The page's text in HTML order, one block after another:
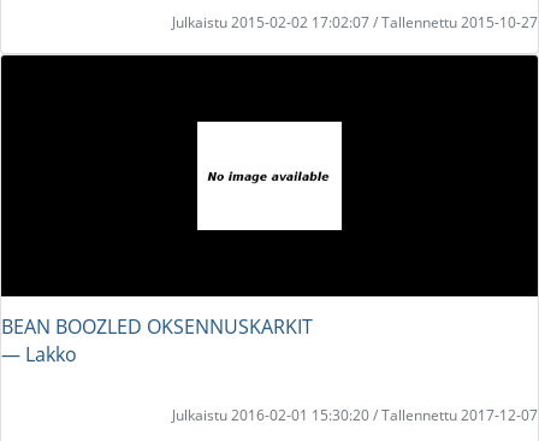
Julkaistu 2015-02-02 17:02:07 / Tallennettu 2015-10-27
BEAN BOOZLED OKSENNUSKARKIT
― Lakko
Julkaistu 2016-02-01 15:30:20 / Tallennettu 2017-12-07